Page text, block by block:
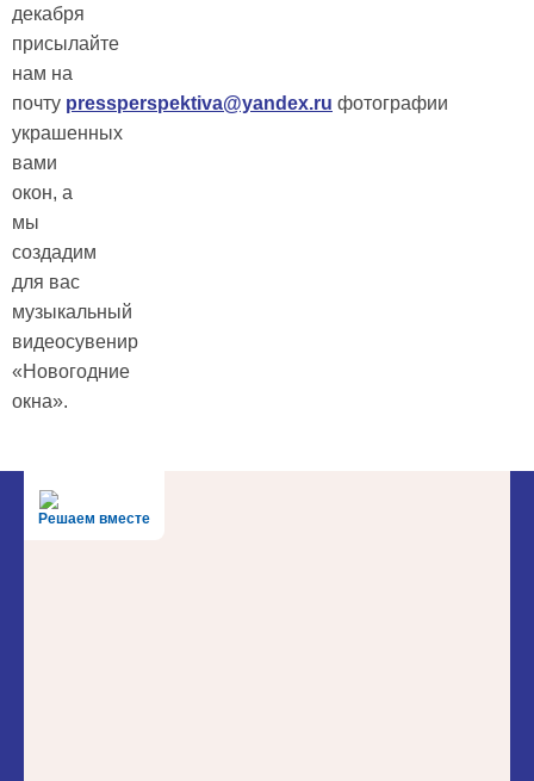
декабря
присылайте
нам на
почту pressperspektiva@yandex.ru фотографии
украшенных
вами
окон, а
мы
создадим
для вас
музыкальный
видеосувенир
«Новогодние
окна».
Решаем вместе